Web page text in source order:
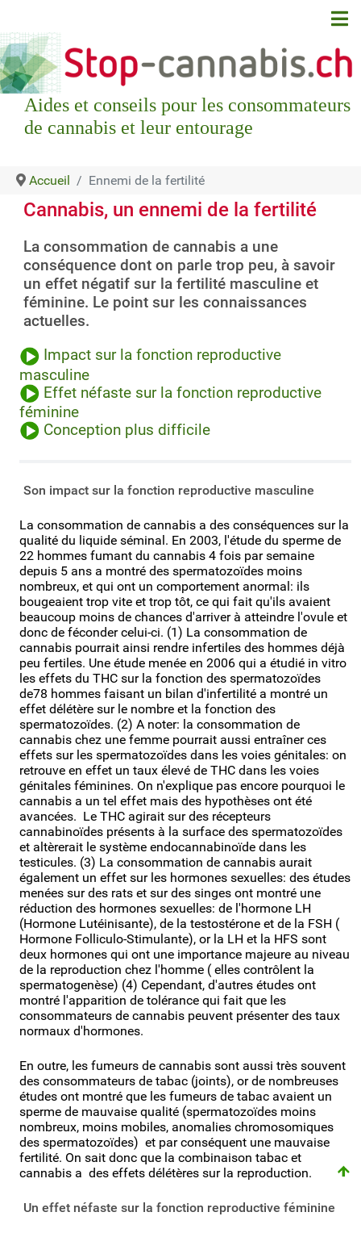
Aides et conseils pour les consommateurs
de cannabis et leur entourage
Accueil Ennemi de la fertilité
Cannabis, un ennemi de la fertilité
La consommation de cannabis a une
conséquence dont on parle trop peu, à savoir
un effet négatif sur la fertilité masculine et
féminine. Le point sur les connaissances
actuelles.
Impact sur la fonction reproductive
masculine
Effet néfaste sur la fonction reproductive
féminine
Conception plus difficile
Son impact sur la fonction reproductive masculine
La consommation de cannabis a des conséquences sur la
qualité du liquide séminal. En 2003, l'étude du sperme de
22 hommes fumant du cannabis 4 fois par semaine
depuis 5 ans a montré des spermatozoïdes moins
nombreux, et qui ont un comportement anormal: ils
bougeaient trop vite et trop tôt, ce qui fait qu'ils avaient
beaucoup moins de chances d'arriver à atteindre l'ovule et
donc de féconder celui-ci. (1) La consommation de
cannabis pourrait ainsi rendre infertiles des hommes déjà
peu fertiles. Une étude menée en 2006 qui a étudié in vitro
les effets du THC sur la fonction des spermatozoïdes
de78 hommes faisant un bilan d'infertilité a montré un
effet délétère sur le nombre et la fonction des
spermatozoïdes. (2) A noter: la consommation de
cannabis chez une femme pourrait aussi entraîner ces
effets sur les spermatozoïdes dans les voies génitales: on
retrouve en effet un taux élevé de THC dans les voies
génitales féminines. On n'explique pas encore pourquoi le
cannabis a un tel effet mais des hypothèses ont été
avancées. Le THC agirait sur des récepteurs
cannabinoïdes présents à la surface des spermatozoïdes
et altèrerait le système endocannabinoïde dans les
testicules. (3) La consommation de cannabis aurait
également un effet sur les hormones sexuelles: des études
menées sur des rats et sur des singes ont montré une
réduction des hormones sexuelles: de l'hormone LH
(Hormone Lutéinisante), de la testostérone et de la FSH (
Hormone Folliculo-Stimulante), or la LH et la HFS sont
deux hormones qui ont une importance majeure au niveau
de la reproduction chez l'homme ( elles contrôlent la
spermatogenèse) (4) Cependant, d'autres études ont
montré l'apparition de tolérance qui fait que les
consommateurs de cannabis peuvent présenter des taux
normaux d'hormones.
En outre, les fumeurs de cannabis sont aussi très souvent
des consommateurs de tabac (joints), or de nombreuses
études ont montré que les fumeurs de tabac avaient un
sperme de mauvaise qualité (spermatozoïdes moins
nombreux, moins mobiles, anomalies chromosomiques
des spermatozoïdes) et par conséquent une mauvaise
fertilité. On sait donc que la combinaison tabac et
cannabis a des effets délétères sur la reproduction.
Un effet néfaste sur la fonction reproductive féminine